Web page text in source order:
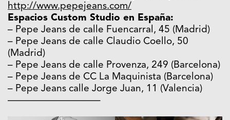
http://www.pepejeans.com/
Espacios Custom Studio en España:
– Pepe Jeans de calle Fuencarral, 45 (Madrid)
– Pepe Jeans de calle Claudio Coello, 50
(Madrid)
– Pepe Jeans de calle Provenza, 249 (Barcelona)
– Pepe Jeans de CC La Maquinista (Barcelona)
– Pepe Jeans calle Jorge Juan, 11 (Valencia)
—————————–